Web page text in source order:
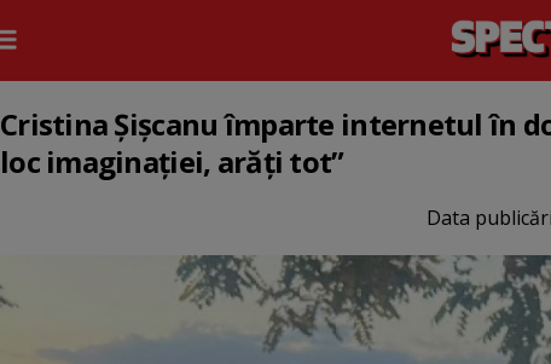
Cristina Șișcanu împarte internetul în
loc imaginației, arăți tot”
Data